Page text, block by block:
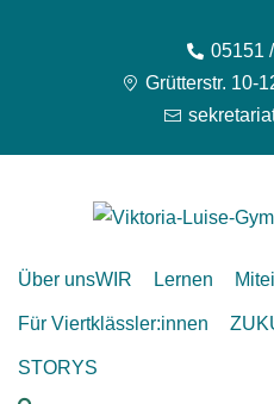
05151
Grütterstr. 10-
Über unsWIR Lernen
Für Viertklässler:innen
STORYS